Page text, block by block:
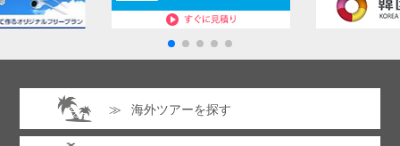
海外ツアーを探す